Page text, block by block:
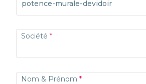
Société
Nom & Prénom